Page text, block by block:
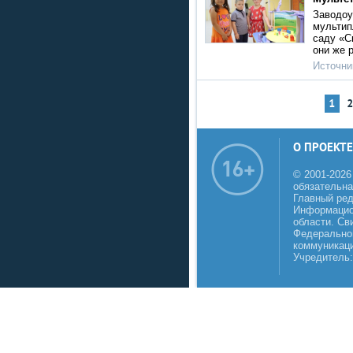
саду
они же
1 2
О ПРОЕКТЕ
© 2001-
Главный
области.